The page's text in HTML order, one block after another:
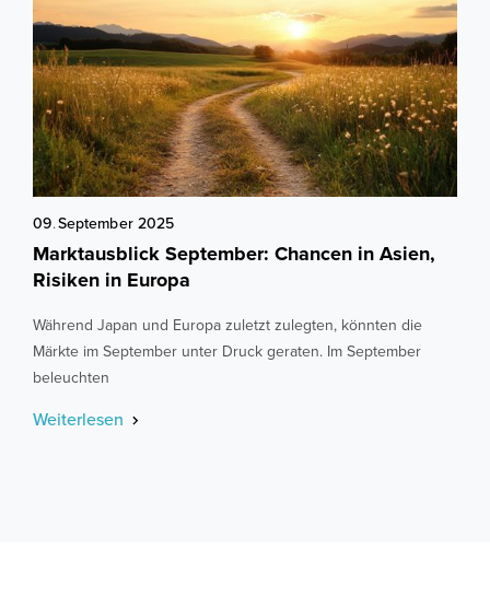
09.September 2025
Marktausblick September: Chancen in Asien,
Risiken in Europa
Während Japan und Europa zuletzt zulegten, könnten die
Märkte im September unter Druck geraten. Im September
beleuchten
Weiterlesen